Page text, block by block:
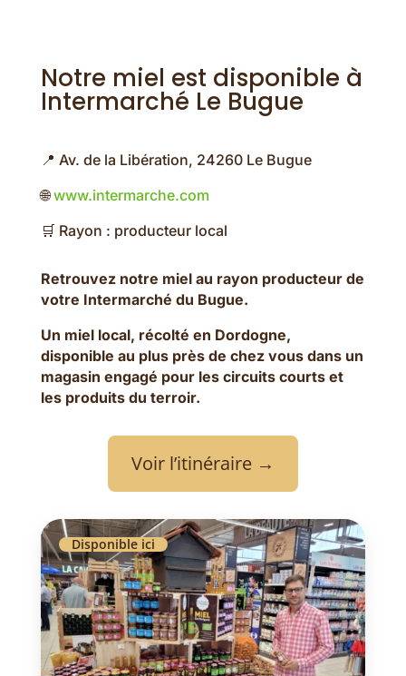
Notre miel est disponible à
Intermarché Le Bugue
📍 Av. de la Libération, 24260 Le Bugue
🌐www.intermarche.com
🛒 Rayon : producteur local
Retrouvez notre miel au rayon producteur de
votre Intermarché du Bugue.
Un miel local, récolté en Dordogne,
disponible au plus près de chez vous dans un
magasin engagé pour les circuits courts et
les produits du terroir.
Voir l’itinéraire →